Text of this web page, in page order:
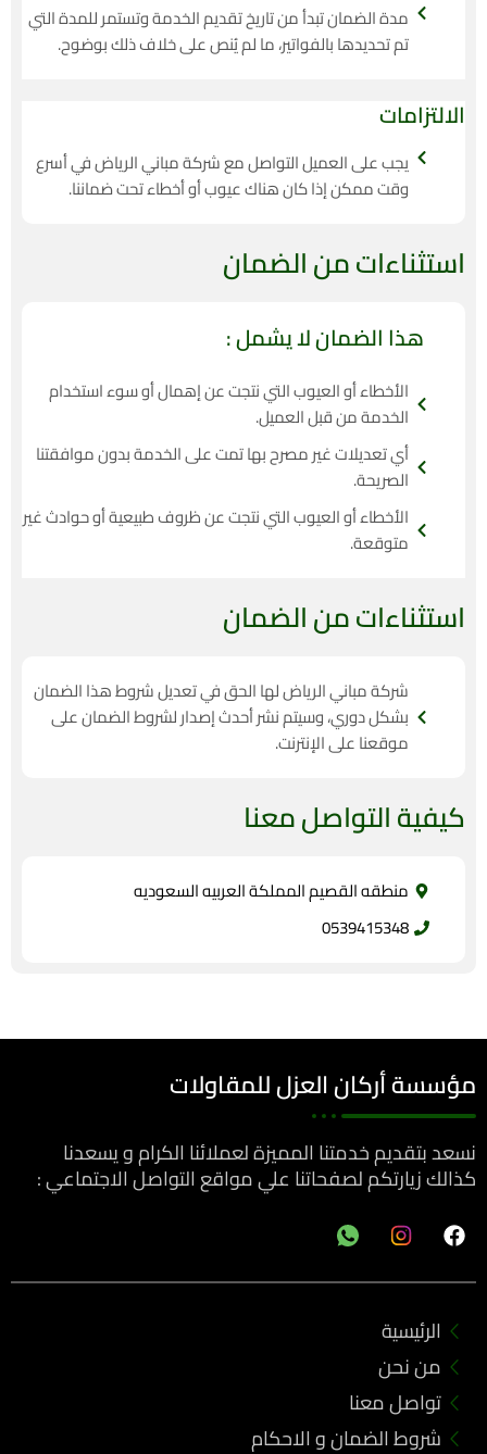
مدة الضمان تبدأ من تاريخ تقديم الخدمة وتستمر للمدة التي
تم تحديدها بالفواتير، ما لم يُنص على خلاف ذلك بوضوح.
الالتزامات
يجب على العميل التواصل مع شركة مباني الرياض في أسرع
وقت ممكن إذا كان هناك عيوب أو أخطاء تحت ضماننا.
استثناءات من الضمان
هذا الضمان لا يشمل :
الأخطاء أو العيوب التي نتجت عن إهمال أو سوء استخدام
الخدمة من قبل العميل.
أي تعديلات غير مصرح بها تمت على الخدمة بدون موافقتنا
الصريحة.
الأخطاء أو العيوب التي نتجت عن ظروف طبيعية أو حوادث غير
متوقعة.
استثناءات من الضمان
شركة مباني الرياض لها الحق في تعديل شروط هذا الضمان
بشكل دوري، وسيتم نشر أحدث إصدار لشروط الضمان على
موقعنا على الإنترنت.
كيفية التواصل معنا
منطقه القصيم المملكة العربيه السعوديه
0539415348
مؤسسة أركان العزل للمقاولات
نسعد بتقديم خدمتنا المميزة لعملائنا الكرام و يسعدنا
كذالك زيارتكم لصفحاتنا علي مواقع التواصل الاجتماعي :
F
a
e
o
o
k
الرئيسية
من نحن
تواصل معنا
شروط الضمان و الاحكام